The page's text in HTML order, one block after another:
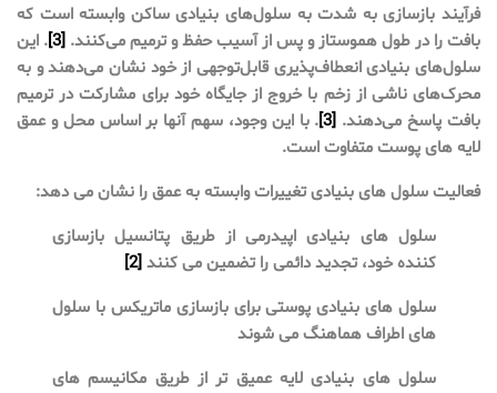
فرآیند بازسازی به شدت به سلول‌های بنیادی ساکن وابسته است که
بافت را در طول هموستاز و پس از آسیب حفظ و ترمیم می‌کنند. [3] . این
سلول‌های بنیادی انعطاف‌پذیری قابل‌توجهی از خود نشان می‌دهند و به
محرک‌های ناشی از زخم با خروج از جایگاه خود برای مشارکت در ترمیم
بافت پاسخ می‌دهند. [3] . با این وجود، سهم آنها بر اساس محل و عمق
لایه های پوست متفاوت است.
فعالیت سلول های بنیادی تغییرات وابسته به عمق را نشان می دهد:
سلول های بنیادی اپیدرمی از طریق پتانسیل بازسازی
کننده خود، تجدید دائمی را تضمین می کنند[2]
سلول های بنیادی پوستی برای بازسازی ماتریکس با سلول
های اطراف هماهنگ می شوند
سلول های بنیادی لایه عمیق تر از طریق مکانیسم های